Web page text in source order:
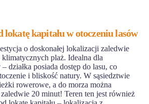
lokatę kapitału w otoczeniu lasów
o doskonałej lokalizacji zaledwie
plaż. Idealna dla
działka posiada dostęp do lasu, co
i bliskość natury. W sąsiedztwie
rowerowe, a do morza można
20 minut! Teren ten jest również